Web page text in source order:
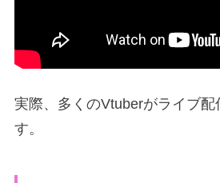
実際、多くのVtuberがライブ配
す。